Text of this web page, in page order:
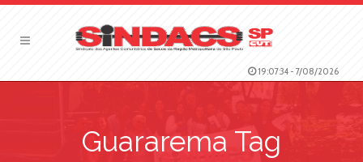
19:07:35 - 7/08/2026
Guararema Tag